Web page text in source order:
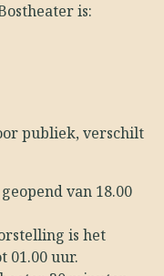
is:
publiek, verschilt
van 18.00
is het
01.00 uur.